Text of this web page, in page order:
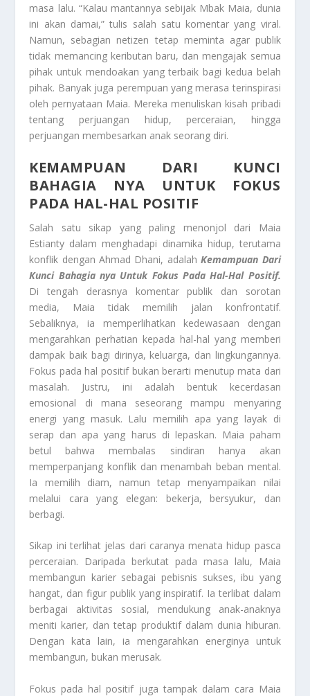
masa lalu. “Kalau mantannya sebijak Mbak Maia, dunia
ini akan damai,” tulis salah satu komentar yang viral.
Namun, sebagian netizen tetap meminta agar publik
tidak memancing keributan baru, dan mengajak semua
pihak untuk mendoakan yang terbaik bagi kedua belah
pihak. Banyak juga perempuan yang merasa terinspirasi
oleh pernyataan Maia. Mereka menuliskan kisah pribadi
tentang perjuangan hidup, perceraian, hingga
perjuangan membesarkan anak seorang diri.
KEMAMPUAN DARI KUNCI
BAHAGIA NYA UNTUK FOKUS
PADA HAL-HAL POSITIF
Salah satu sikap yang paling menonjol dari Maia
Estianty dalam menghadapi dinamika hidup, terutama
konflik dengan Ahmad Dhani, adalahKemampuan Dari
Kunci Bahagia nya Untuk Fokus Pada Hal-Hal Positif.
Di tengah derasnya komentar publik dan sorotan
media, Maia tidak memilih jalan konfrontatif.
Sebaliknya, ia memperlihatkan kedewasaan dengan
mengarahkan perhatian kepada hal-hal yang memberi
dampak baik bagi dirinya, keluarga, dan lingkungannya.
Fokus pada hal positif bukan berarti menutup mata dari
masalah. Justru, ini adalah bentuk kecerdasan
emosional di mana seseorang mampu menyaring
energi yang masuk. Lalu memilih apa yang layak di
serap dan apa yang harus di lepaskan. Maia paham
betul bahwa membalas sindiran hanya akan
memperpanjang konflik dan menambah beban mental.
Ia memilih diam, namun tetap menyampaikan nilai
melalui cara yang elegan: bekerja, bersyukur, dan
berbagi.
Sikap ini terlihat jelas dari caranya menata hidup pasca
perceraian. Daripada berkutat pada masa lalu, Maia
membangun karier sebagai pebisnis sukses, ibu yang
hangat, dan figur publik yang inspiratif. Ia terlibat dalam
berbagai aktivitas sosial, mendukung anak-anaknya
meniti karier, dan tetap produktif dalam dunia hiburan.
Dengan kata lain, ia mengarahkan energinya untuk
membangun, bukan merusak.
Fokus pada hal positif juga tampak dalam cara Maia